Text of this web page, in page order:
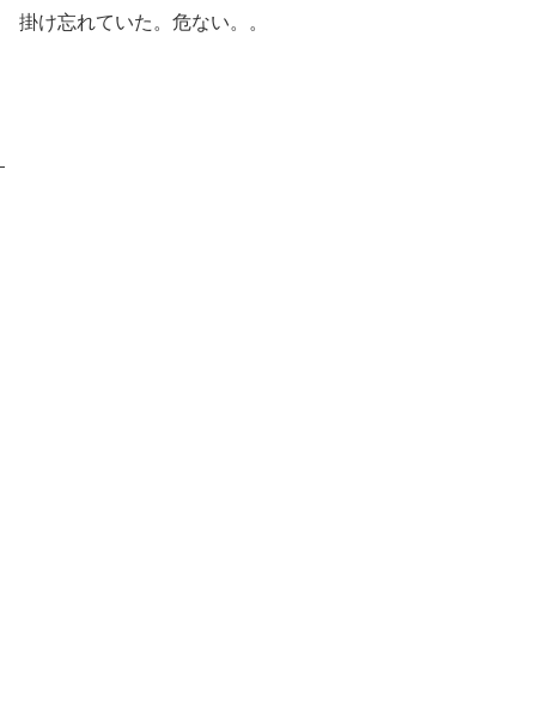
掛け忘れていた。危ない。。